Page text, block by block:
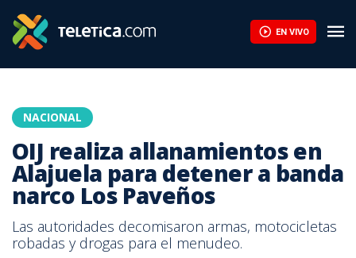
EN VIVO
NACIONAL
OIJ realiza allanamientos en
Alajuela para detener a banda
narco Los Paveños
Las autoridades decomisaron armas, motocicletas
robadas y drogas para el menudeo.